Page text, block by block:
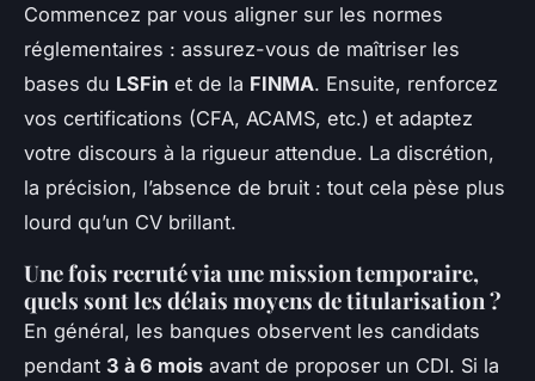
Commencez par vous aligner sur les normes
réglementaires : assurez-vous de maîtriser les
bases du LSFin et de la FINMA. Ensuite, renforcez
vos certifications (CFA, ACAMS, etc.) et adaptez
votre discours à la rigueur attendue. La discrétion,
la précision, l’absence de bruit : tout cela pèse plus
lourd qu’un CV brillant.
Une fois recruté via une mission temporaire,
quels sont les délais moyens de titularisation ?
En général, les banques observent les candidats
pendant 3 à 6 mois avant de proposer un CDI. Si la